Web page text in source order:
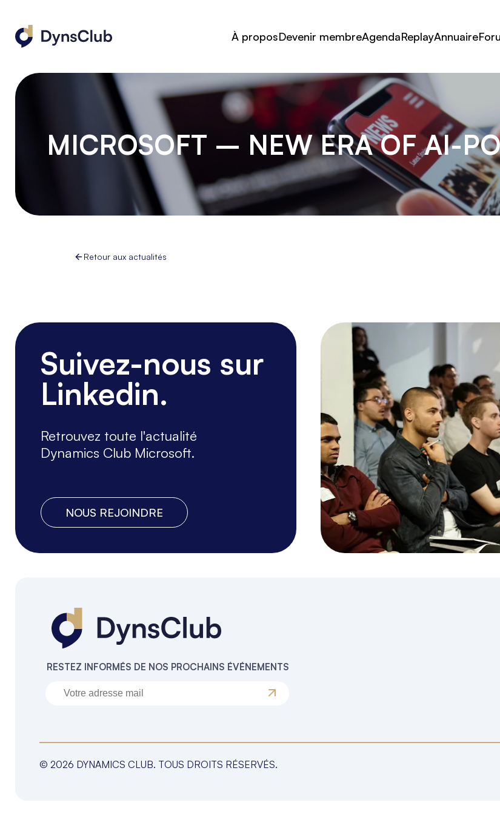
À proposDevenir membreAgendaReplayAnnuaire
MICROSOFT – NEW ERA OF AI-
Retour aux actualités
Suivez-nous sur
Linkedin.
Retrouvez toute l'actualité
Dynamics Club Microsoft.
NOUS REJOINDRE
RESTEZ INFORMÉS DE NOS PROCHAINS ÉVÉNEMENTS
© 2026 DYNAMICS CLUB. TOUS DROITS RÉSERVÉS.